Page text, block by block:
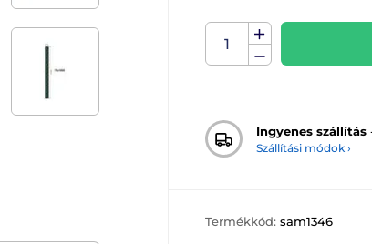
Ingyenes szállítás
Szállítási módok ›
Termékkód: sam1346